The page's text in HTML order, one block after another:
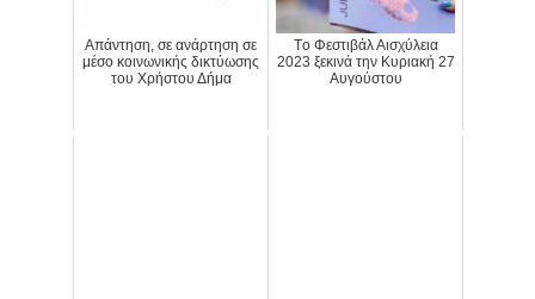
Απάντηση, σε ανάρτηση σε
μέσο κοινωνικής δικτύωσης
του Χρήστου Δήμα
Tο Φεστιβάλ Αισχύλεια
2023 ξεκινά την Κυριακή 27
Αυγούστου